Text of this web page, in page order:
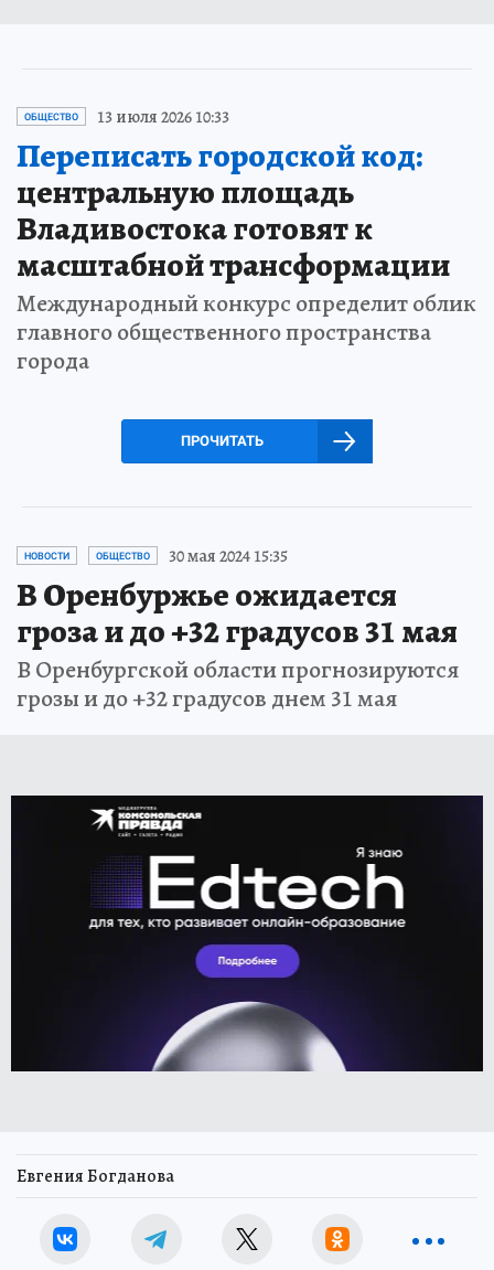
ОБЩЕСТВО 13 июля 2026 10:33
Переписать городской код:
центральную площадь
Владивостока готовят к
масштабной трансформации
Международный конкурс определит облик
главного общественного пространства
города
ПРОЧИТАТЬ
НОВОСТИ ОБЩЕСТВО 30 мая 2024 15:35
В Оренбуржье ожидается
гроза и до +32 градусов 31 мая
В Оренбургской области прогнозируются
грозы и до +32 градусов днем 31 мая
Евгения Богданова